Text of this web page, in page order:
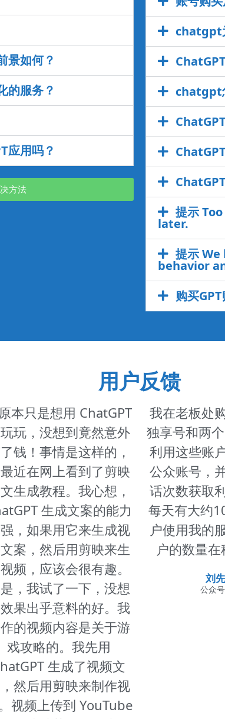
景如何？
的服务？
应用吗？
方法
chatgpt
chatgpt
提示
later.
提示
behavior
购买
用户反馈
本只是想用 ChatGPT
玩，没想到竟然意外
钱！事情是这样的，
近在网上看到了剪映
生成教程。我心想，
生成文案的能力
，如果用它来生成视
案，然后用剪映来生
频，应该会很有趣。
，我试了一下，没想
果出乎意料的好。我
的视频内容是关于游
戏攻略的。我先用
生成了视频文
然后用剪映来制作视
视频上传到 YouTube
我在老板处
独享号和两个
利用这些账
公众账号，
话次数获取
每天有大约
户使用我的
户的数量在
刘
公众